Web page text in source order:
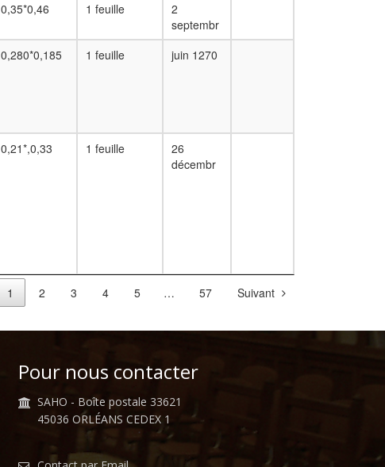
0,35*0,46 1 feuille
2
septembr
0,280*0,185 1 feuille juin 1270
0,21*,0,33 1 feuille
26
décembr
1 2 3 4 5 … 57 Suivant
Pour nous contacter
SAHO - Boîte postale 33621
45036 ORLÉANS CEDEX 1